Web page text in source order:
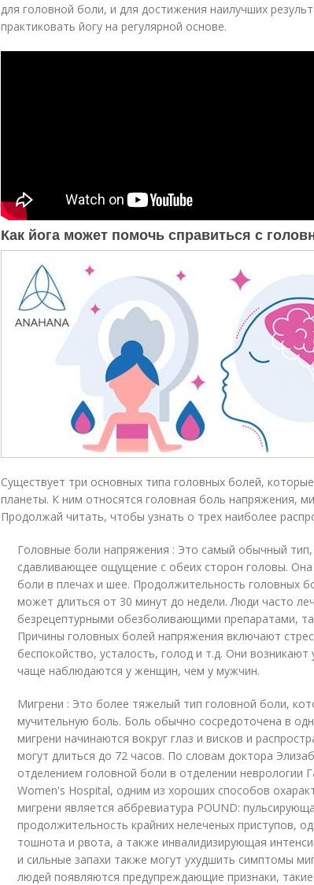
для головной боли, и для достижения наилучших
практиковать йогу на регулярной основе.
Как йога может помочь справиться с
Существует три основных типа головных болей,
планеты. К ним относятся головная боль напряжения,
Продолжай читать, чтобы узнать о трех наиболее
Головные боли напряжения : Это самый обычный
сдавливающее ощущение с обеих сторон головы.
боли в плечах и шее. Продолжительность головных
может длиться от 30 минут до недели. Люди часто
безрецептурными обезболивающими препаратами,
Причины головных болей напряжения включают
беспокойство, усталость, голод и т.д. Они
чаще наблюдаются у женщин, чем у мужчин.
Мигрени : Это более тяжелый тип головной боли,
мучительную боль. Боль обычно сосредоточена в
мигрени начинаются вокруг глаз и висков и
могут длиться до 72 часов. По словам доктора
отделением головной боли в отделении неврологии
Women's Hospital, одним из хороших способов
мигрени является аббревиатура POUND:
продолжительность крайних нелеченых приступов,
тошнота и рвота, а также инвалидизирующая
и сильные запахи также могут ухудшить симптомы
людей появляются предупреждающие признаки,